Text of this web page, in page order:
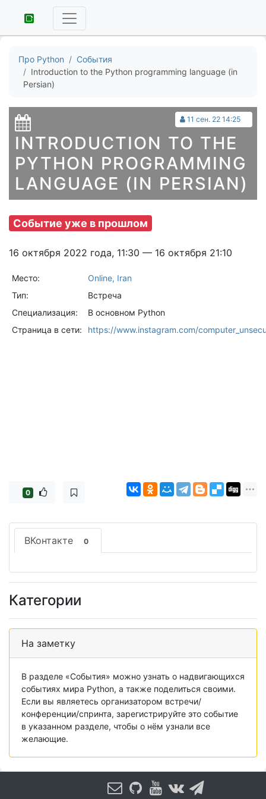
Про Python
События
Introduction to the Python programming language (in
Persian)
11 сен. 22 14:25
INTRODUCTION TO THE
PYTHON PROGRAMMING
LANGUAGE (IN PERSIAN)
Событие уже в прошлом
16 октября 2022 года, 11:30 — 16 октября 21:10
Место:
Online, Iran
Тип:
Встреча
Специализация:
В основном Python
Страница в сети:
https://www.instagram.com/
0
ВКонтакте 0
Категории
На заметку
В разделе «События» можно узнать о надвигающихся
событиях мира Python, а также поделиться своими.
Если вы являетесь организатором встречи/
конференции/спринта, зарегистрируйте это событие
в указанном разделе, чтобы о нём узнали все
желающие.